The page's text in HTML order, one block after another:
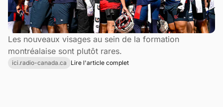
Les nouveaux visages au sein de la formation
montréalaise sont plutôt rares.
ici.radio-canada.ca Lire l'article complet